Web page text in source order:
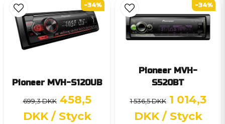
Pioneer MVH-S120UB
699,3 DKK 458,5
DKK / Styck
-34%
Pioneer MVH-
S520BT
1 536,5 DKK 1 014,3
DKK / Styck
-34%